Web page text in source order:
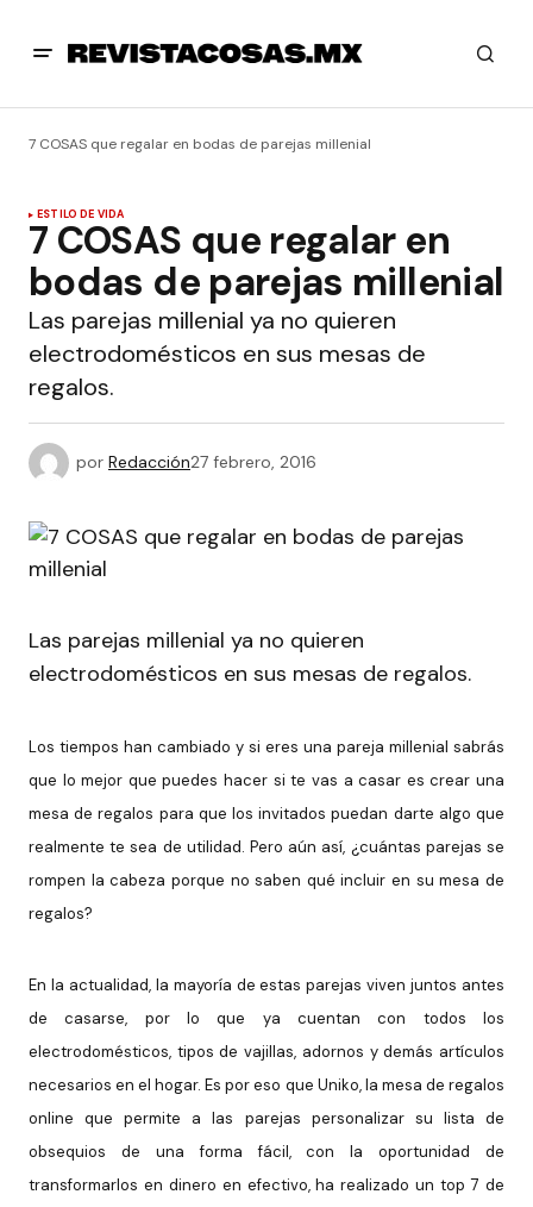
7 COSAS que regalar en bodas de parejas millenial
ESTILO DE VIDA
7 COSAS que regalar en
bodas de parejas millenial
Las parejas millenial ya no quieren
electrodomésticos en sus mesas de
regalos.
por Redacción27 febrero, 2016
Las parejas millenial ya no quieren
electrodomésticos en sus mesas de regalos.
Los tiempos han cambiado y si eres una pareja millenial sabrás
que lo mejor que puedes hacer si te vas a casar es crear una
mesa de regalos para que los invitados puedan darte algo que
realmente te sea de utilidad. Pero aún así, ¿cuántas parejas se
rompen la cabeza porque no saben qué incluir en su mesa de
regalos?
En la actualidad, la mayoría de estas parejas viven juntos antes
de casarse, por lo que ya cuentan con todos los
electrodomésticos, tipos de vajillas, adornos y demás artículos
necesarios en el hogar. Es por eso que Uniko, la mesa de regalos
online que permite a las parejas personalizar su lista de
obsequios de una forma fácil, con la oportunidad de
transformarlos en dinero en efectivo, ha realizado un top 7 de